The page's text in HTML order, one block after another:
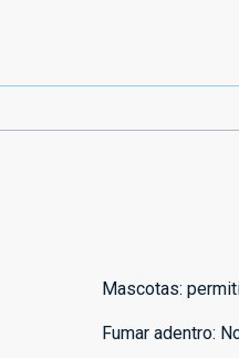
Mascotas:
Fumar adentro: